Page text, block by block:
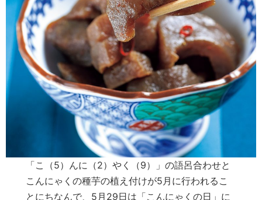
「こ（5）んに（2）やく（9）」の語呂合わせと
こんにゃくの種芋の植え付けが5月に行われるこ
とにちなんで、5月29日は「こんにゃくの日」に